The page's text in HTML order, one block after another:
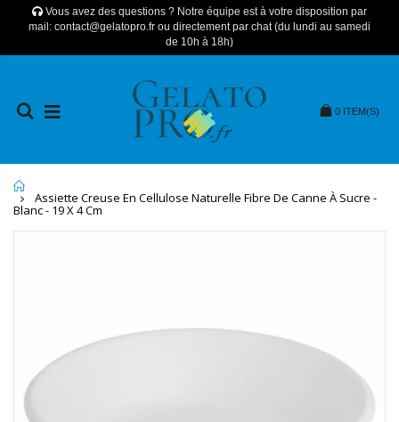
Vous avez des questions ? Notre équipe est à votre disposition par
mail: contact@gelatopro.fr ou directement par chat (du lundi au samedi
de 10h à 18h)
0 ITEM(S)
Assiette Creuse En Cellulose Naturelle Fibre De Canne À Sucre -
Blanc - 19 X 4 Cm